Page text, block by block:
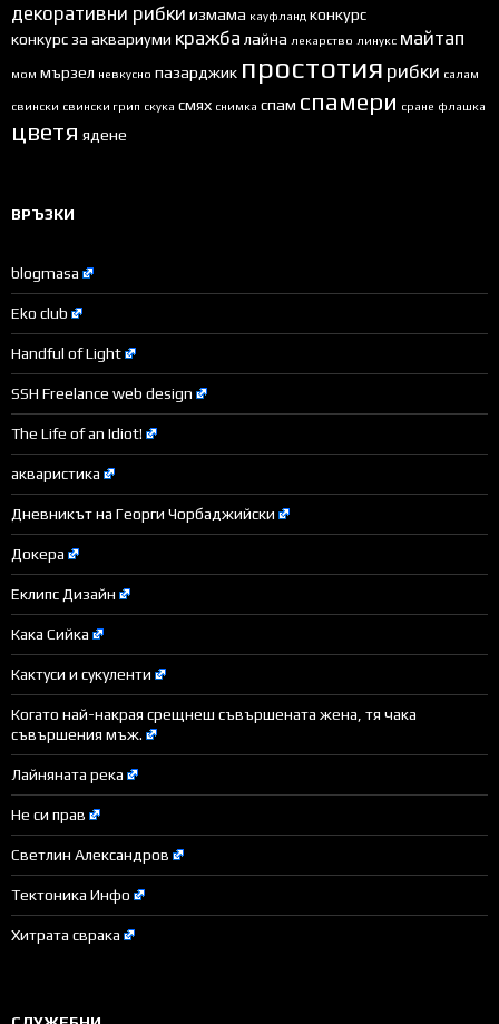
декоративни рибки измама кауфланд конкурс
конкурс за аквариуми кражба лайна лекарство линукс майтап
мом мързел невкусно пазарджик простотия рибки салам
свински свински грип скука смях снимка спам спамери сране флашка
цветя ядене
ВРЪЗКИ
blogmasa
Eko club
Handful of Light
SSH Freelance web design
The Life of an Idiot!
акваристика
Дневникът на Георги Чорбаджийски
Докера
Еклипс Дизайн
Кака Сийка
Кактуси и сукуленти
Когато най-накрая срещнеш съвършената жена, тя чака
съвършения мъж.
Лайняната река
Не си прав
Светлин Александров
Тектоника Инфо
Хитрата сврака